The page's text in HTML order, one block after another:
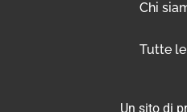
Chi
Tutte
Un sito di